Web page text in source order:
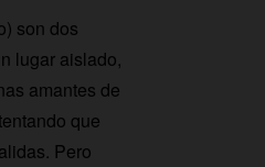
son dos
lugar aislado,
amantes de
que
Pero